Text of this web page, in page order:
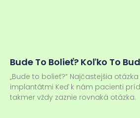
Bude To Bolieť? Koľko To
„Bude to bolieť?“ Najčastejšia
implantátmi Keď k nám pacienti
takmer vždy zaznie rovnaká otázka.